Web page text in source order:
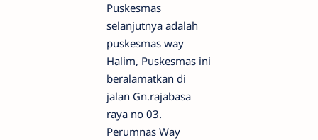
Puskesmas
selanjutnya adalah
puskesmas way
Halim, Puskesmas ini
beralamatkan di
jalan Gn.rajabasa
raya no 03.
Perumnas Way